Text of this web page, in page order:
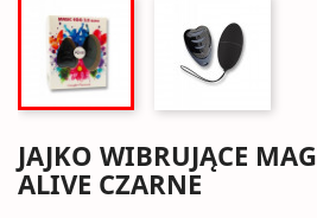
JAJKO WIBRUJĄCE
ALIVE CZARNE